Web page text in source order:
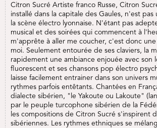
Citron Sucré Artiste franco Russe, Citron
installé dans la capitale des Gaules, n'est pas
la scène électro lyonnaise. N'étant pas
musical et des soirées qui commencent à
m'apprête à aller me coucher, c'est donc
moi. Seulement entourée de ses claviers, la
rapidement une ambiance enjouée avec son
fluorescent et ses chansons pop électro
laisse facilement entrainer dans son univers
rythmes parfois entêtants. Chantées en
dialecte sibérien, "le Yakoute ou Lakoute"
par le peuple turcophone sibérien de la
les compositions de Citron Sucré s'inspirent
sibériennes. Les rythmes ethniques se